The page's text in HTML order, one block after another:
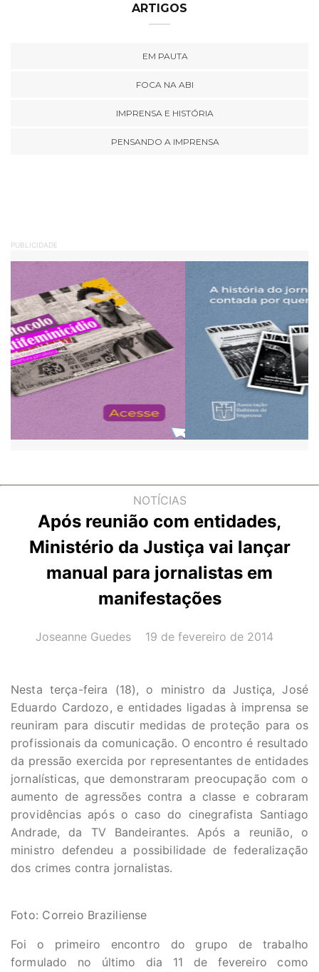
ARTIGOS
EM PAUTA
FOCA NA ABI
IMPRENSA E HISTÓRIA
PENSANDO A IMPRENSA
PUBLICIDADE
NOTÍCIAS
Após reunião com entidades,
Ministério da Justiça vai lançar
manual para jornalistas em
manifestações
AUTOR(A):
Joseanne Guedes DATA:
19 de fevereiro de 2014
Nesta terça-feira (18), o ministro da Justiça, José
Eduardo Cardozo, e entidades ligadas à imprensa se
reuniram para discutir medidas de proteção para os
profissionais da comunicação. O encontro é resultado
da pressão exercida por representantes de entidades
jornalísticas, que demonstraram preocupação com o
aumento de agressões contra a classe e cobraram
providências após o caso do cinegrafista Santiago
Andrade, da TV Bandeirantes. Após a reunião, o
ministro defendeu a possibilidade de federalização
dos crimes contra jornalistas.
Foto: Correio Braziliense
Foi o primeiro encontro do grupo de trabalho
formulado no último dia 11 de fevereiro como